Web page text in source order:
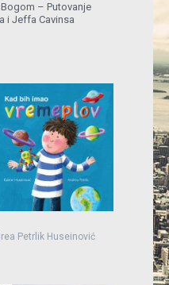
– Putovanje
i Jeffa Cavinsa
Petrlik Huseinović